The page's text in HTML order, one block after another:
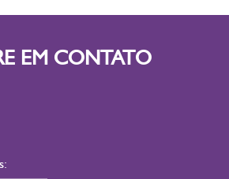
EM CONTATO